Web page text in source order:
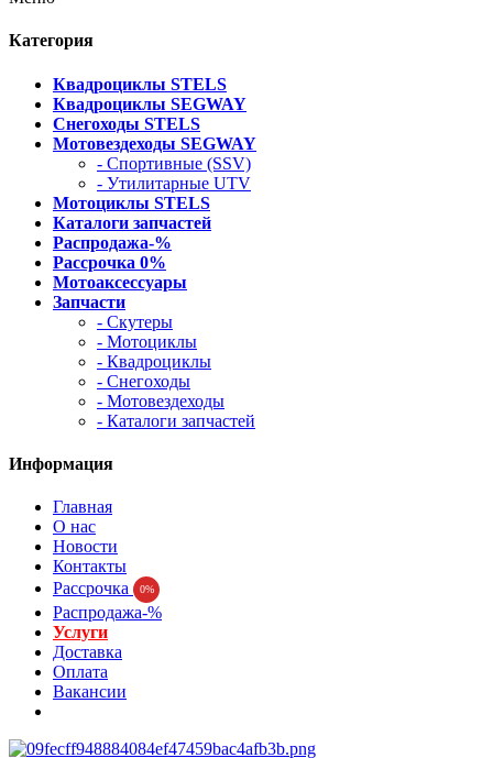
Категория
Квадроциклы STELS
Квадроциклы SEGWAY
Снегоходы STELS
Мотовездеходы SEGWAY
- Спортивные (SSV)
- Утилитарные UTV
Мотоциклы STELS
Каталоги запчастей
Распродажа-%
Рассрочка 0%
Мотоаксессуары
Запчасти
- Скутеры
- Мотоциклы
- Квадроциклы
- Снегоходы
- Мотовездеходы
- Каталоги запчастей
Информация
Главная
О нас
Новости
Контакты
Рассрочка
0%
Распродажа-%
Услуги
Доставка
Оплата
Вакансии